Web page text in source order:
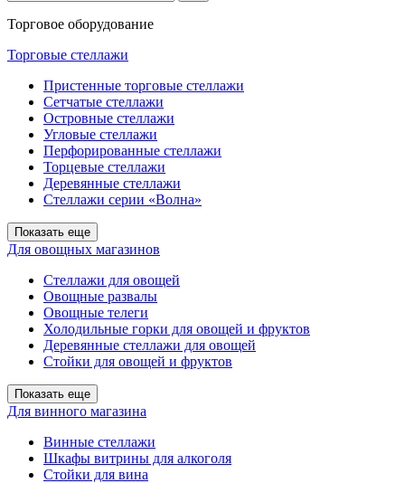
Торговое оборудование
Торговые стеллажи
Пристенные торговые стеллажи
Сетчатые стеллажи
Островные стеллажи
Угловые стеллажи
Перфорированные стеллажи
Торцевые стеллажи
Деревянные стеллажи
Стеллажи серии «Волна»
Показать еще
Для овощных магазинов
Стеллажи для овощей
Овощные развалы
Овощные телеги
Холодильные горки для овощей и фруктов
Деревянные стеллажи для овощей
Стойки для овощей и фруктов
Показать еще
Для винного магазина
Винные стеллажи
Шкафы витрины для алкоголя
Стойки для вина